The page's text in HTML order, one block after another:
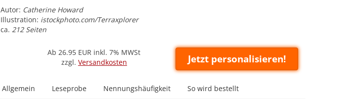
Autor: Catherine Howard
Illustration: istockphoto.com/Terraxplorer
ca. 212 Seiten
Ab 26.95 EUR inkl. 7% MWSt
zzgl. Versandkosten Jetzt personalisieren!
Allgemein Leseprobe Nennungshäufigkeit So wird bestellt